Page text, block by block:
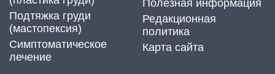
Подтяжка груди
(мастопексия)
Cимптоматическое
лечение
Полезная информация
Редакционная
политика
Карта сайта